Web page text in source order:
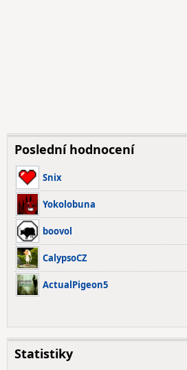
Poslední hodnocení
Snix
Yokolobuna
boovol
CalypsoCZ
ActualPigeon5
Statistiky